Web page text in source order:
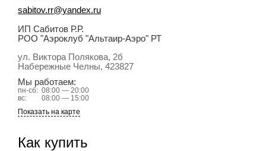
sabitov.rr@yandex.ru
ИП Сабитов Р.Р.
РОО "Аэроклуб "Альтаир-Аэро" РТ
ул. Виктора Полякова, 2б
Набережные Челны, 423827
Мы работаем:
пн-сб: 08:00 — 20:00
вс:
08:00 — 15:00
Показать на карте
Как купить